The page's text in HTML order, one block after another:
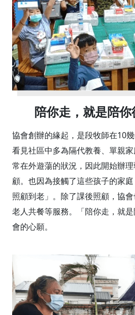
陪你走，就是陪
協會創辦的緣起，是段牧師在10
看見社區中多為隔代教養、單親家
常在外遊蕩的狀況，因此開始辦
顧。也因為接觸了這些孩子的家
照顧到老」。除了課後照顧，協會
老人共餐等服務。「陪你走，就
會的心願。